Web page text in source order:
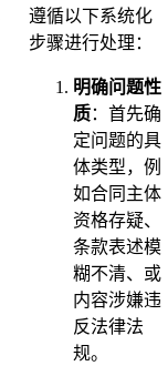
遵循以下系统化
步骤进行处理：
明确问题性
质：首先确
定问题的具
体类型，例
如合同主体
资格存疑、
条款表述模
糊不清、或
内容涉嫌违
反法律法
规。